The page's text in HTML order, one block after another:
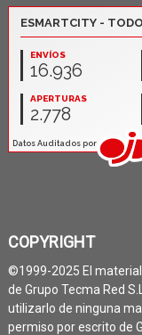
COPYRIGHT
©1999-2025 El material
de Grupo Tecma Red
utilizarlo de ninguna
permiso por escrito de